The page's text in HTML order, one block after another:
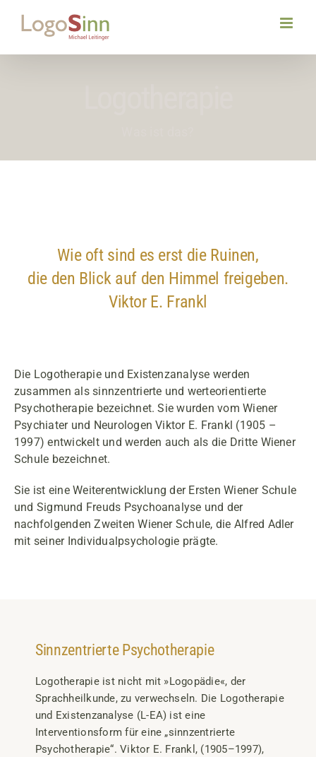
Wie oft sind es erst die Ruinen,
die den Blick auf den Himmel freigeben.
Viktor E. Frankl
Die Logotherapie und Existenzanalyse werden
zusammen als sinnzentrierte und werteorientierte
Psychotherapie bezeichnet. Sie wurden vom Wiener
Psychiater und Neurologen Viktor E. Frankl (1905 –
1997) entwickelt und werden auch als die Dritte Wiener
Schule bezeichnet.
Sie ist eine Weiterentwicklung der Ersten Wiener Schule
und Sigmund Freuds Psychoanalyse und der
nachfolgenden Zweiten Wiener Schule, die Alfred Adler
mit seiner Individualpsychologie prägte.
Sinnzentrierte Psychotherapie
Logotherapie ist nicht mit »Logopädie«, der
Sprachheilkunde, zu verwechseln. Die Logotherapie
und Existenzanalyse (L-EA) ist eine
Interventionsform für eine „sinnzentrierte
Psychotherapie“. Viktor E. Frankl, (1905–1997),